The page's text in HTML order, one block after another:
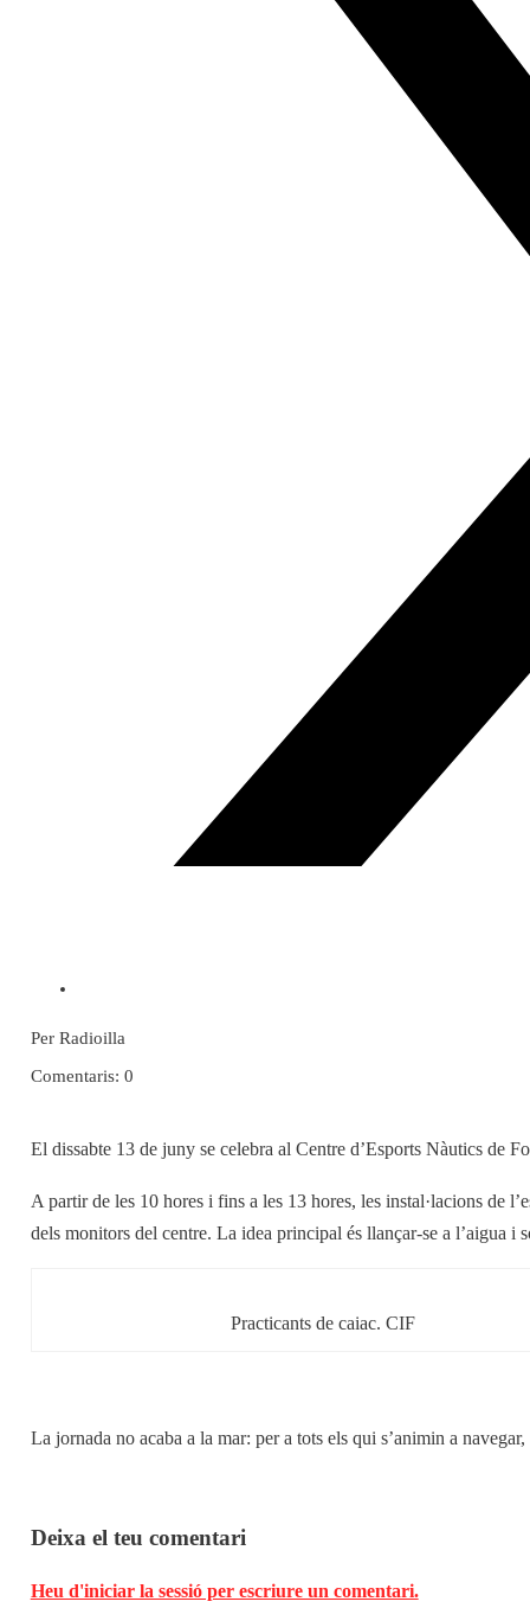
Per Radioilla
Comentaris: 0
El dissabte 13 de juny se celebra al Centre d’Esports Nàutics de
A partir de les 10 hores i fins a les 13 hores, les instal·lacions de
dels monitors del centre. La idea principal és llançar-se a l’aigua
Practicants de caiac. CIF
La jornada no acaba a la mar: per a tots els qui s’animin a
Deixa el teu comentari
Heu d'iniciar la sessió per escriure un comentari.